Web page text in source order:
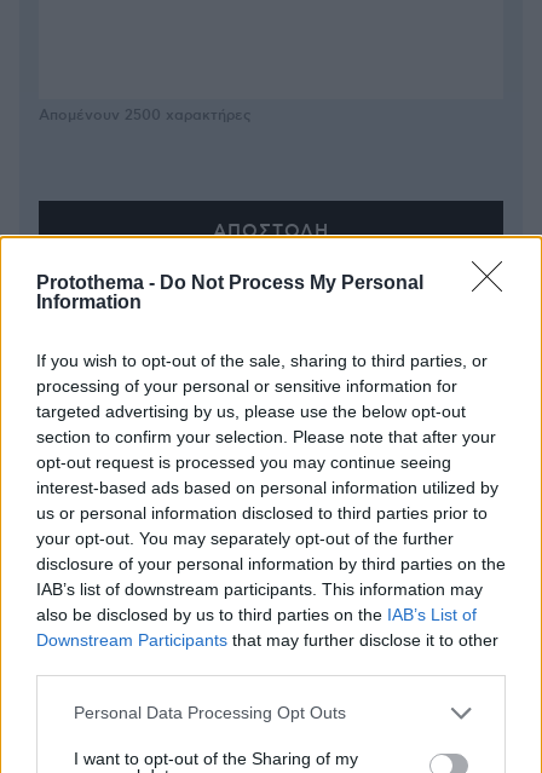
Protothema - Do Not Process My Personal
Information
If you wish to opt-out of the sale, sharing to third parties, or
processing of your personal or sensitive information for
targeted advertising by us, please use the below opt-out
section to confirm your selection. Please note that after your
opt-out request is processed you may continue seeing
interest-based ads based on personal information utilized by
us or personal information disclosed to third parties prior to
your opt-out. You may separately opt-out of the further
disclosure of your personal information by third parties on the
IAB’s list of downstream participants. This information may
also be disclosed by us to third parties on the IAB’s List of
Downstream Participants that may further disclose it to other
Please note that this website/app uses one or more Google
not limited to your visit or usage behaviour. You may click to
Personal Data Processing Opt Outs
I want to opt-out of the Sharing of my
Απομένουν 2500 χαρακτήρες
ΡΟΗ ΕΙΔΗΣΕΩΝ
Ειδήσεις Δημοφιλή Σχολιασμένα
Η Τραμπζονσπόρ ανακοίνωσε και επίσημα τη μεταγραφή
του Σαλάχ: Θα παίρνει 17 εκατομμύρια τον χρόνο
πριν 4 λεπτά
Στην Ίμπιζα με τον νέο της σύντροφο η Κιάρα Φεράνι
πριν 8 λεπτά
Το «πριν και το μετά» της πρόσκρουσης του πυραύλου
της SpaceX στη Σελήνη: Τι δείχνουν φωτογραφίες
κορεατικής συσκευής
πριν 11 λεπτά